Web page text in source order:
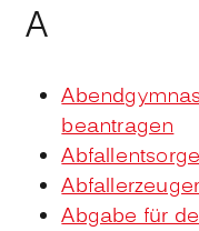
A
beantragen
Abgabe für